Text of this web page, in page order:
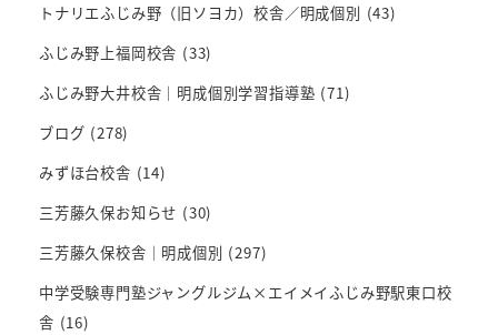
トナリエふじみ野（旧ソヨカ）校舎／明成個別 (43)
ふじみ野上福岡校舎 (33)
ふじみ野大井校舎｜明成個別学習指導塾 (71)
ブログ (278)
みずほ台校舎 (14)
三芳藤久保お知らせ (30)
三芳藤久保校舎｜明成個別 (297)
中学受験専門塾ジャングルジム×エイメイふじみ野駅東口校
舎 (16)